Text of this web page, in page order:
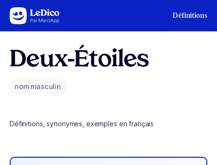
Aller au contenu Définitions
Deux-Étoiles
nom masculin
Définitions, synonymes, exemples en français